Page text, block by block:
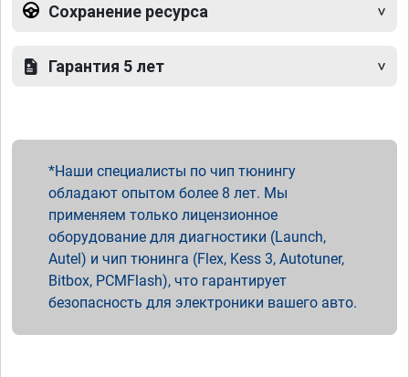
Сохранение ресурса
Гарантия 5 лет
Наши специалисты по чип тюнингу
обладают опытом более 8 лет. Мы
применяем только лицензионное
оборудование для диагностики (Launch,
Autel) и чип тюнинга (Flex, Kess 3, Autotuner,
Bitbox, PCMFlash), что гарантирует
безопасность для электроники вашего авто.